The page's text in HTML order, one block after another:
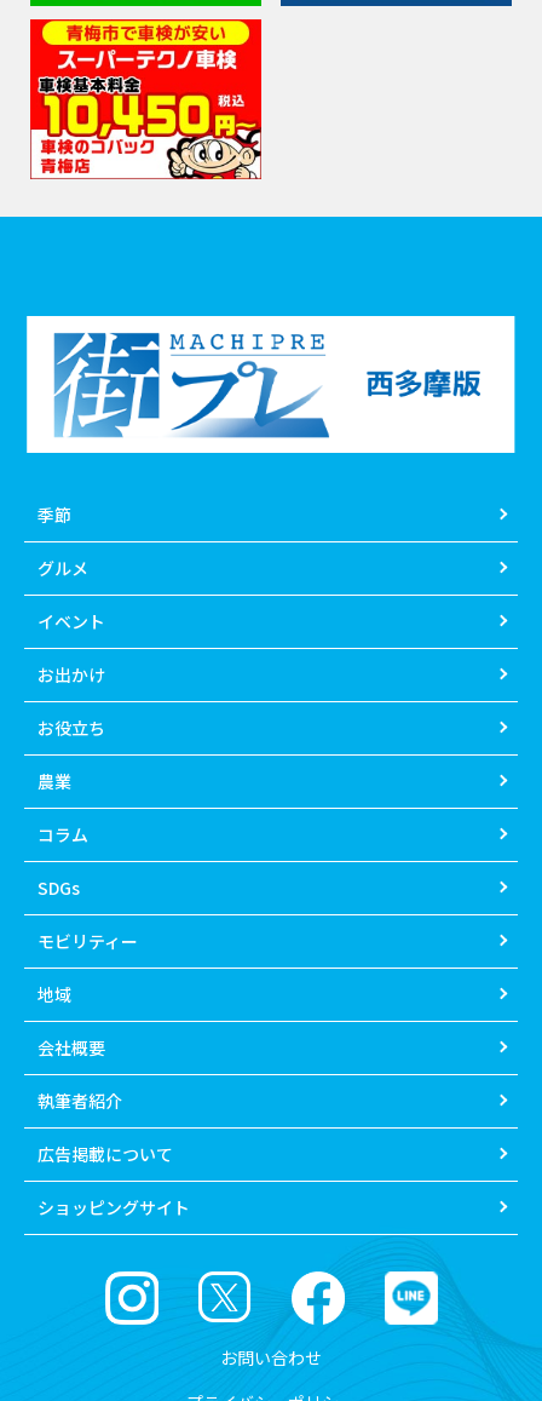
季節
グルメ
イベント
お出かけ
お役立ち
農業
コラム
SDGs
モビリティー
地域
会社概要
執筆者紹介
広告掲載について
ショッピングサイト
お問い合わせ